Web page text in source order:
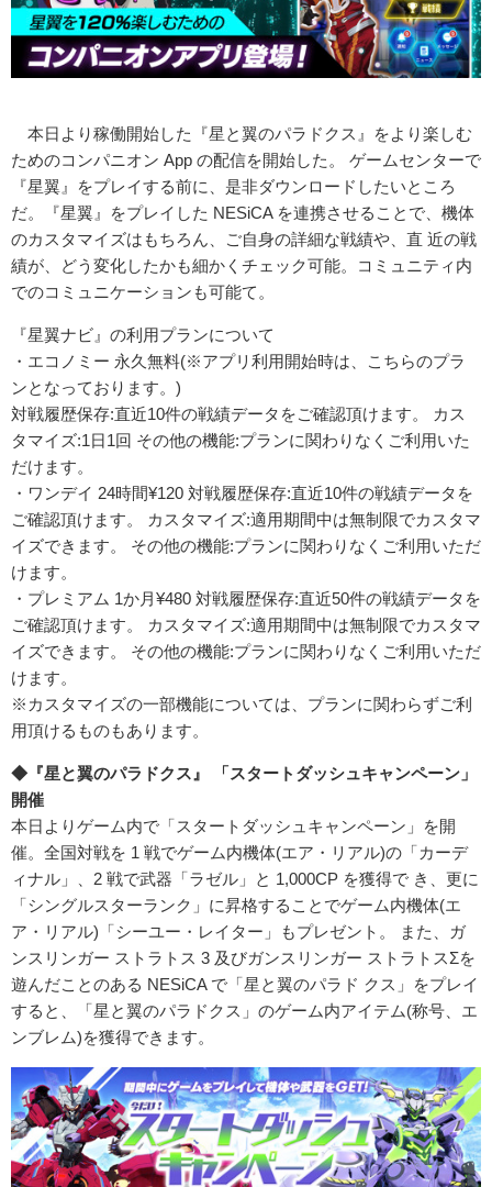
本日より稼働開始した『星と翼のパラドクス』をより楽しむ
ためのコンパニオン App の配信を開始した。 ゲームセンターで
『星翼』をプレイする前に、是非ダウンロードしたいところ
だ。『星翼』をプレイした NESiCA を連携させることで、機体
のカスタマイズはもちろん、ご自身の詳細な戦績や、直 近の戦
績が、どう変化したかも細かくチェック可能。コミュニティ内
でのコミュニケーションも可能て。
『星翼ナビ』の利用プランについて
・エコノミー 永久無料(※アプリ利用開始時は、こちらのプラ
ンとなっております。)
対戦履歴保存:直近10件の戦績データをご確認頂けます。 カス
タマイズ:1日1回 その他の機能:プランに関わりなくご利用いた
だけます。
・ワンデイ 24時間¥120 対戦履歴保存:直近10件の戦績データを
ご確認頂けます。 カスタマイズ:適用期間中は無制限でカスタマ
イズできます。 その他の機能:プランに関わりなくご利用いただ
けます。
・プレミアム 1か月¥480 対戦履歴保存:直近50件の戦績データを
ご確認頂けます。 カスタマイズ:適用期間中は無制限でカスタマ
イズできます。 その他の機能:プランに関わりなくご利用いただ
けます。
※カスタマイズの一部機能については、プランに関わらずご利
用頂けるものもあります。
◆『星と翼のパラドクス』 「スタートダッシュキャンペーン」
開催
本日よりゲーム内で「スタートダッシュキャンペーン」を開
催。全国対戦を 1 戦でゲーム内機体(エア・リアル)の「カーデ
ィナル」、2 戦で武器「ラゼル」と 1,000CP を獲得で き、更に
「シングルスターランク」に昇格することでゲーム内機体(エ
ア・リアル)「シーユー・レイター」もプレゼント。 また、ガ
ンスリンガー ストラトス 3 及びガンスリンガー ストラトスΣを
遊んだことのある NESiCA で「星と翼のパラド クス」をプレイ
すると、「星と翼のパラドクス」のゲーム内アイテム(称号、エ
ンブレム)を獲得できます。